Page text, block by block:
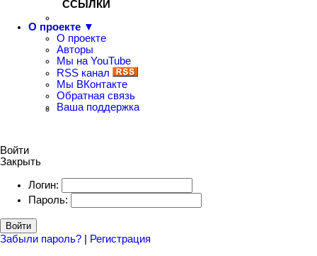
ССЫЛКИ
О проекте ▼
О проекте
Авторы
Мы на YouTube
RSS канал
Мы ВКонтакте
Обратная связь
Ваша поддержка
Войти
Закрыть
Логин:
Пароль:
Войти
Забыли пароль? | Регистрация